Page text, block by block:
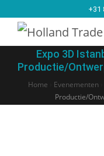
+31
Expo 3D
Productie/
Home Evenementen
Productie/